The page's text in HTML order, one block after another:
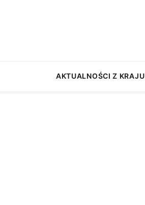
AKTUALNOŚCI Z KRAJU